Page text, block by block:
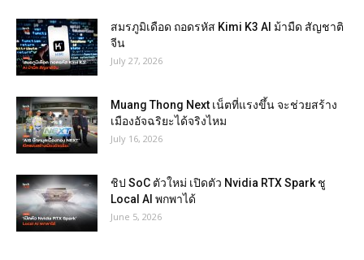
สมรภูมิเดือด ถอดรหัส Kimi K3 AI ม้ามืด สัญชาติ
จีน
July 27, 2026
Muang Thong Next เน็ตที่แรงขึ้น จะช่วยสร้าง
เมืองอัจฉริยะได้จริงไหม
July 16, 2026
ชิป SoC ตัวใหม่ เปิดตัว Nvidia RTX Spark ชู
Local AI พกพาได้
June 5, 2026